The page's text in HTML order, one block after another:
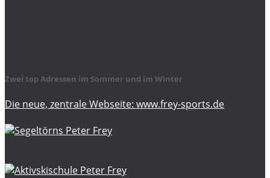
Zwei top Adressen im Sommer und im Winter
Die neue, zentrale Webseite: www.frey-sports.de